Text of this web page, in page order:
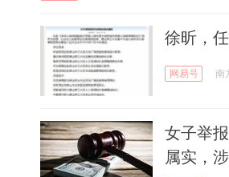
徐昕，
网易号 南
女子举
属实，